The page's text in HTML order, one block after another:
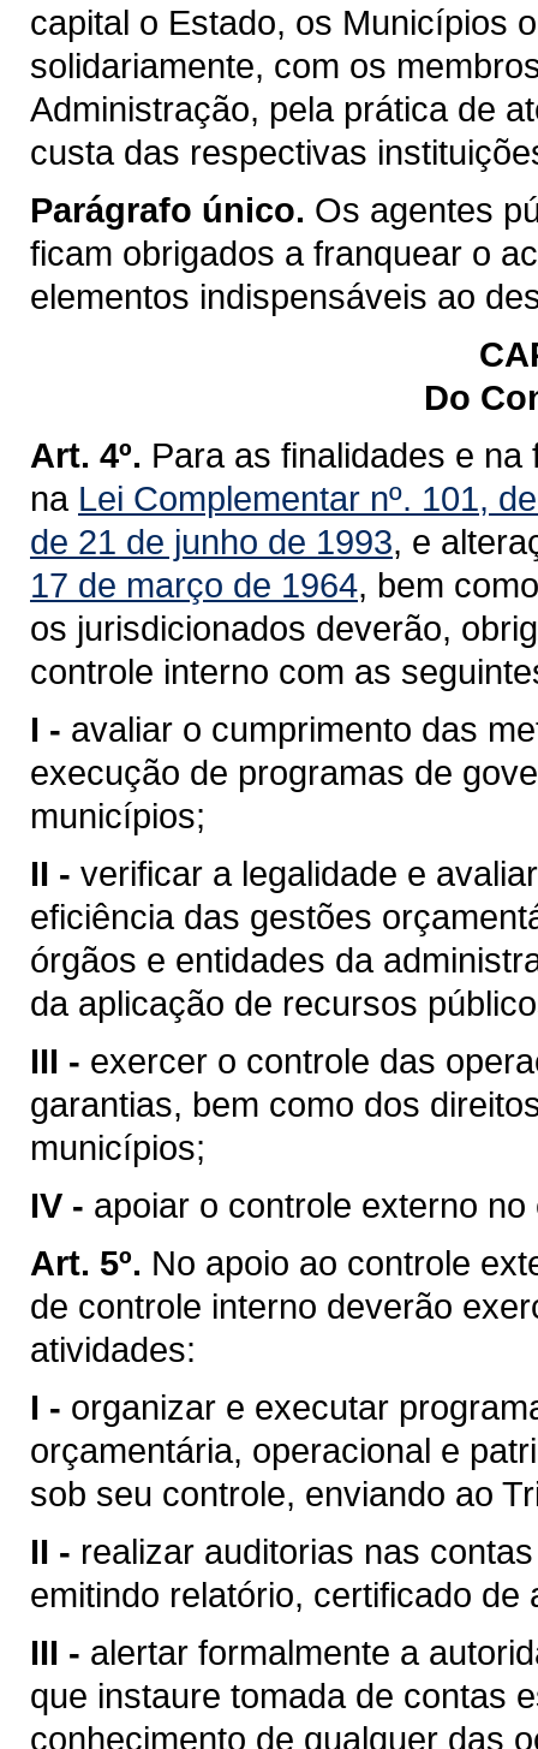
capital o Estado, os Municípios
solidariamente, com os
Administração, pela prática de
custa das respectivas
Parágrafo único. Os agentes
ficam obrigados a franquear o
elementos indispensáveis ao
Do
Art. 4º. Para as finalidades e
na Lei Complementar nº. 101,
de 21 de junho de 1993, e
17 de março de 1964, bem
os jurisdicionados deverão,
controle interno com as
I - avaliar o cumprimento das
execução de programas de
municípios;
II - verificar a legalidade e
eficiência das gestões
órgãos e entidades da
da aplicação de recursos
III - exercer o controle das
garantias, bem como dos
municípios;
IV - apoiar o controle externo
Art. 5º. No apoio ao controle
de controle interno deverão
atividades:
I - organizar e executar
orçamentária, operacional e
sob seu controle, enviando ao
II - realizar auditorias nas
emitindo relatório, certificado de
III - alertar formalmente a
que instaure tomada de contas
conhecimento de qualquer das